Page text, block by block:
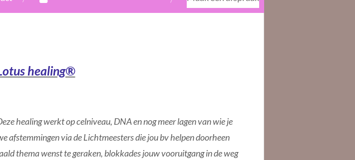
healing®
healing werkt op celniveau, DNA en nog meer lagen van wie je
afstemmingen via de Lichtmeesters die jou bv helpen doorheen
thema wenst te geraken, blokkades jouw vooruitgang in de weg